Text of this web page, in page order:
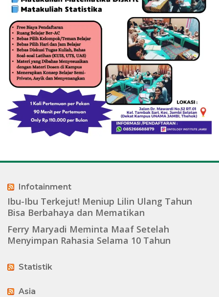
Infotainment
Ibu-Ibu Terkejut! Meniup Lilin Ulang Tahun
Bisa Berbahaya dan Mematikan
Ferry Maryadi Meminta Maaf Setelah
Menyimpan Rahasia Selama 10 Tahun
Statistik
Asia